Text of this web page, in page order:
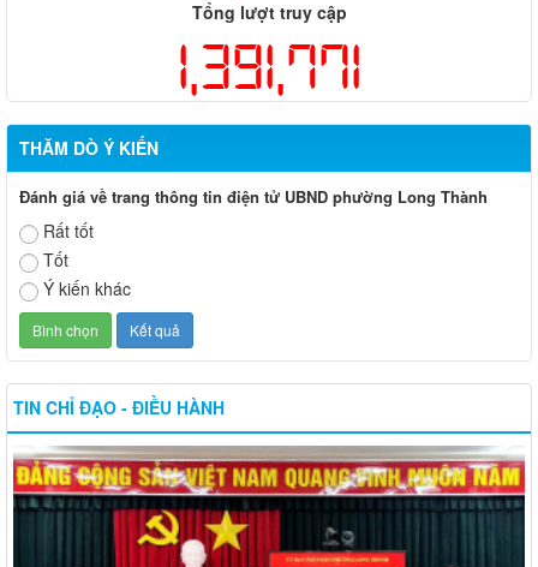
Tổng lượt truy cập
1,391,771
THĂM DÒ Ý KIẾN
Đánh giá về trang thông tin điện tử UBND phường Long Thành
Rất tốt
Tốt
Ý kiến khác
TIN CHỈ ĐẠO - ĐIỀU HÀNH